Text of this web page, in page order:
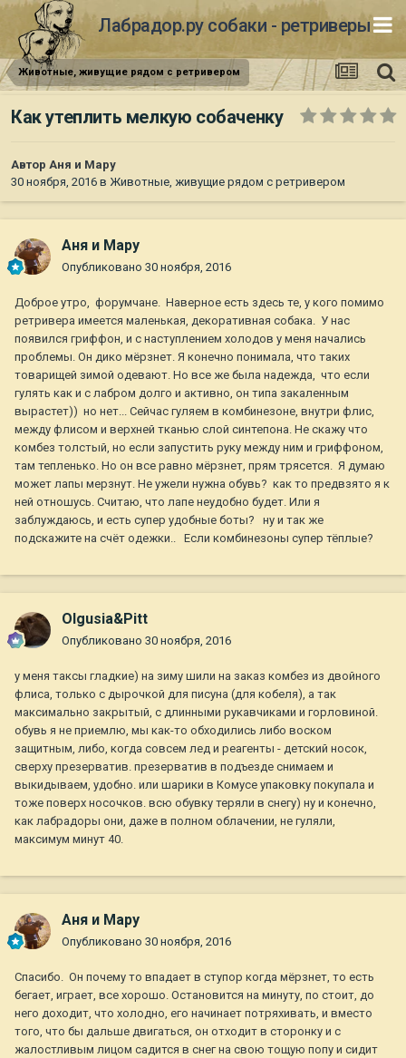
Лабрадор.ру собаки - ретриверы
Животные, живущие рядом с ретривером
Как утеплить мелкую собаченку
Автор Аня и Мару
30 ноября, 2016 в Животные, живущие рядом с ретривером
Аня и Мару
Опубликовано 30 ноября, 2016
Доброе утро, форумчане. Наверное есть здесь те, у кого помимо
ретривера имеется маленькая, декоративная собака. У нас
появился гриффон, и с наступлением холодов у меня начались
проблемы. Он дико мёрзнет. Я конечно понимала, что таких
товарищей зимой одевают. Но все же была надежда, что если
гулять как и с лабром долго и активно, он типа закаленным
вырастет)) но нет... Сейчас гуляем в комбинезоне, внутри флис,
между флисом и верхней тканью слой синтепона. Не скажу что
комбез толстый, но если запустить руку между ним и гриффоном,
там тепленько. Но он все равно мёрзнет, прям трясется. Я думаю
может лапы мерзнут. Не ужели нужна обувь? как то предвзято я к
ней отношусь. Считаю, что лапе неудобно будет. Или я
заблуждаюсь, и есть супер удобные боты? ну и так же
подскажите на счёт одежки.. Если комбинезоны супер тёплые?
Olgusia&Pitt
Опубликовано 30 ноября, 2016
у меня таксы гладкие) на зиму шили на заказ комбез из двойного
флиса, только с дырочкой для писуна (для кобеля), а так
максимально закрытый, с длинными рукавчиками и горловиной.
обувь я не приемлю, мы как-то обходились либо воском
защитным, либо, когда совсем лед и реагенты - детский носок,
сверху презерватив. презерватив в подъезде снимаем и
выкидываем, удобно. или шарики в Комусе упаковку покупала и
тоже поверх носочков. всю обувку теряли в снегу) ну и конечно,
как лабрадоры они, даже в полном облачении, не гуляли,
максимум минут 40.
Аня и Мару
Опубликовано 30 ноября, 2016
Спасибо. Он почему то впадает в ступор когда мёрзнет, то есть
бегает, играет, все хорошо. Остановится на минуту, по стоит, до
него доходит, что холодно, его начинает потряхивать, и вместо
того, что бы дальше двигаться, он отходит в сторонку и с
жалостливым лицом садится в снег на свою тощую попу и сидит